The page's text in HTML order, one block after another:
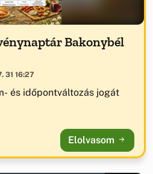
Bakonybél
31 16:27
és időpontváltozás jogát
Elolvasom